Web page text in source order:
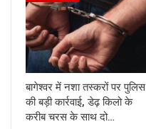
बागेश्वर में नशा तस्करों पर पुलिस
की बड़ी कार्रवाई, डेढ़ किलो के
करीब चरस के साथ दो…